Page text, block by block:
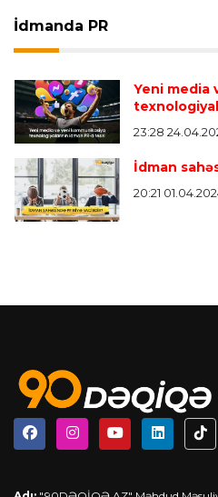
İdmanda PR
Yeni media
23:28
İdman
20:21